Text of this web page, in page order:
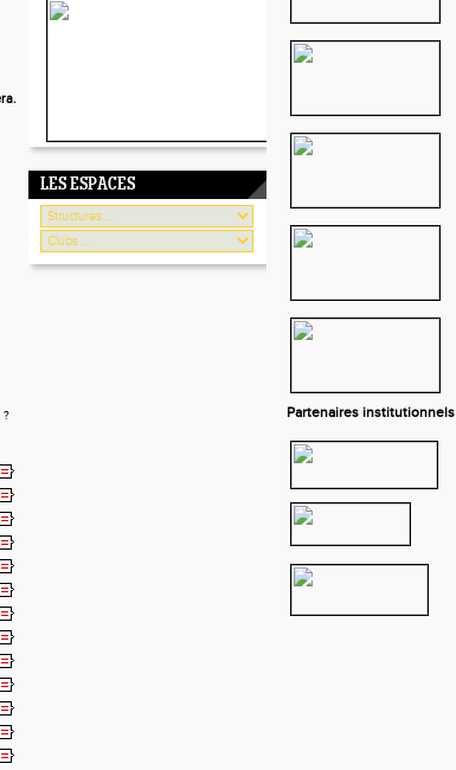
?
LES ESPACES
Partenaires institutionnels